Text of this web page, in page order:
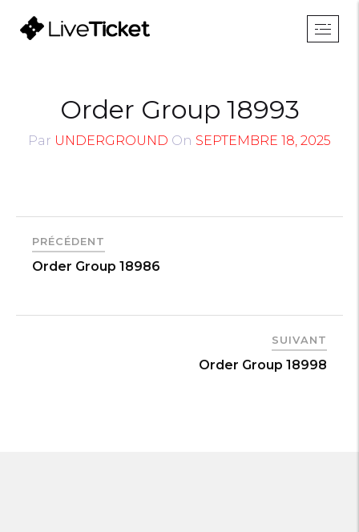
Order Group 18993
Par UNDERGROUND On SEPTEMBRE 18, 2025
PRÉCÉDENT
Order Group 18986
SUIVANT
Order Group 18998